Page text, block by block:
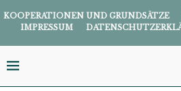
KOOPERATIONEN UND GRUNDSÄTZE
IMPRESSUM